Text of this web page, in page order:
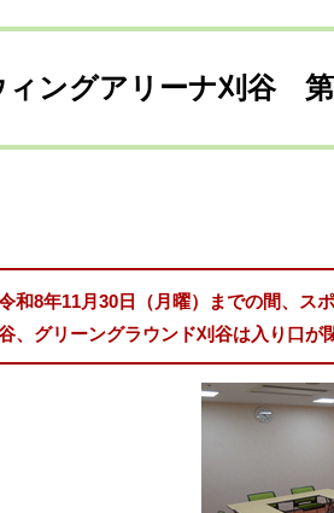
ィングアリーナ刈谷
和8年11月30日（月曜）までの間、ス
、グリーングラウンド刈谷は入り口が